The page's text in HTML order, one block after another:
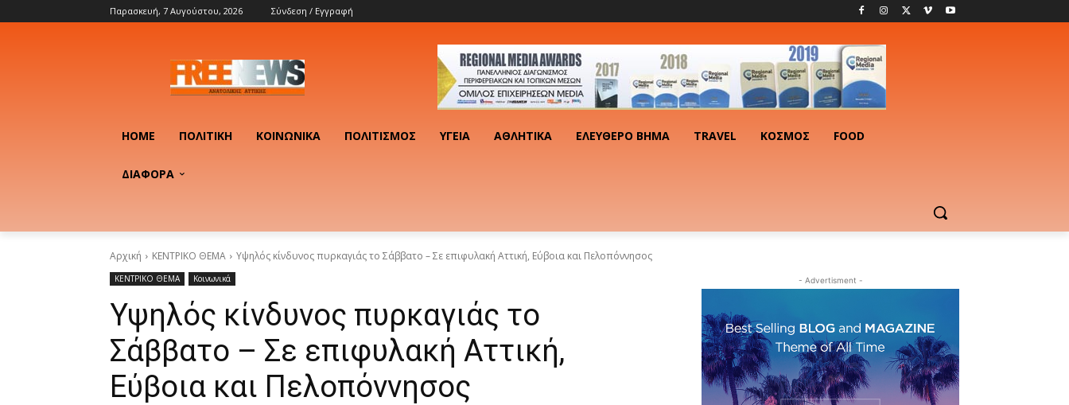
Παρασκευή, 7 Αυγούστου, 2026 Σύνδεση / Εγγραφή
HOME ΠΟΛΙΤΙΚΉ ΚΟΙΝΩΝΙΚΆ ΠΟΛΙΤΙΣΜΌΣ ΥΓΕΊΑ ΑΘΛΗΤΙΚΆ ΕΛΕΎΘΕΡΟ ΒΉΜΑ TRAVEL ΚΟΣΜΟΣ FOOD
ΔΙΑΦΟΡΑ
Αρχική ΚΕΝΤΡΙΚΟ ΘΕΜΑ Υψηλός κίνδυνος πυρκαγιάς το Σάββατο – Σε επιφυλακή Αττική, Εύβοια και Πελοπόννησος
ΚΕΝΤΡΙΚΟ ΘΕΜΑ Κοινωνικά
Υψηλός κίνδυνος πυρκαγιάς το
Σάββατο – Σε επιφυλακή Αττική,
Εύβοια και Πελοπόννησος
- Advertisment -